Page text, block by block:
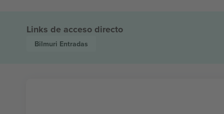
Links de acceso directo
Bilmuri Entradas